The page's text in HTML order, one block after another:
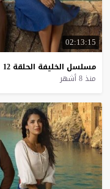
02:13:15
مسلسل الخليفة الحلقة 12
منذ 8 أشهر